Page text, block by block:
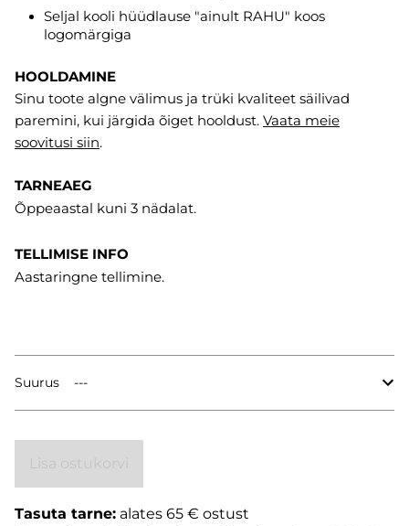
Seljal kooli hüüdlause "ainult RAHU" koos
logomärgiga
HOOLDAMINE
Sinu toote algne välimus ja trüki kvaliteet säilivad
paremini, kui järgida õiget hooldust. Vaata meie
soovitusi siin.
TARNEAEG
Õppeaastal kuni 3 nädalat.
TELLIMISE INFO
Aastaringne tellimine.
Suurus
Tasuta tarne: alates 65 € ostust